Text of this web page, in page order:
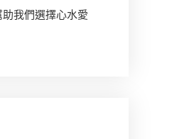
我們選擇心水愛